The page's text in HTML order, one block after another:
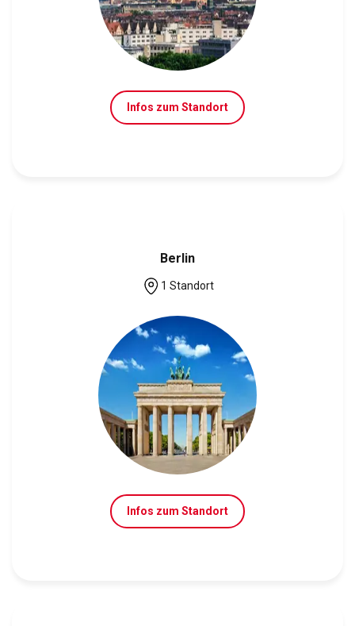
Infos zum Standort
Berlin
1 Standort
Infos zum Standort